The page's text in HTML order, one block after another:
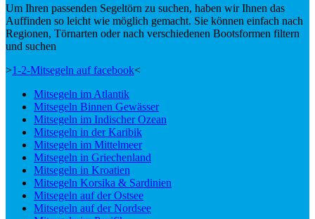
Um Ihren passenden Segeltörn zu suchen, haben wir Ihnen das
Auffinden so leicht wie möglich gemacht. Sie können einfach nach
Regionen, Törnarten oder nach verschiedenen Bootsformen filtern
und suchen
>1-2-Mitsegeln auf facebook<
Mitsegeln im Atlantik
Mitsegeln Binnen Gewässer
Mitsegeln im Indischer Ozean
Mitsegeln in der Karibik
Mitsegeln im Mittelmeer
Mitsegeln in Griechenland
Mitsegeln in Kroatien
Mitsegeln Korsika & Sardinien
Mitsegeln auf der Ostsee
Mitsegeln auf der Nordsee